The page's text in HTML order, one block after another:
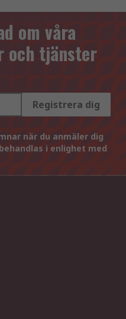
om våra
och tjänster
Registrera dig
när du anmäler dig
i enlighet med